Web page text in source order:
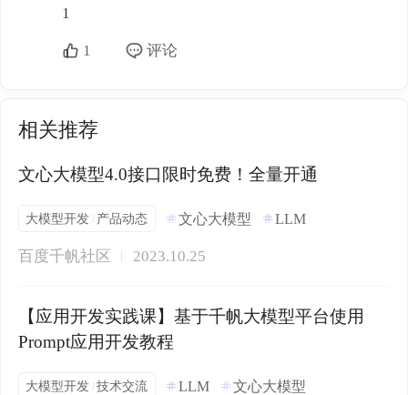
1
1 评论
相关推荐
文心大模型4.0接口限时免费！全量开通
大模型开发 / 产品动态 文心大模型 LLM
百度千帆社区 2023.10.25
【应用开发实践课】基于千帆大模型平台使用
Prompt应用开发教程
大模型开发 /技术交流 LLM 文心大模型